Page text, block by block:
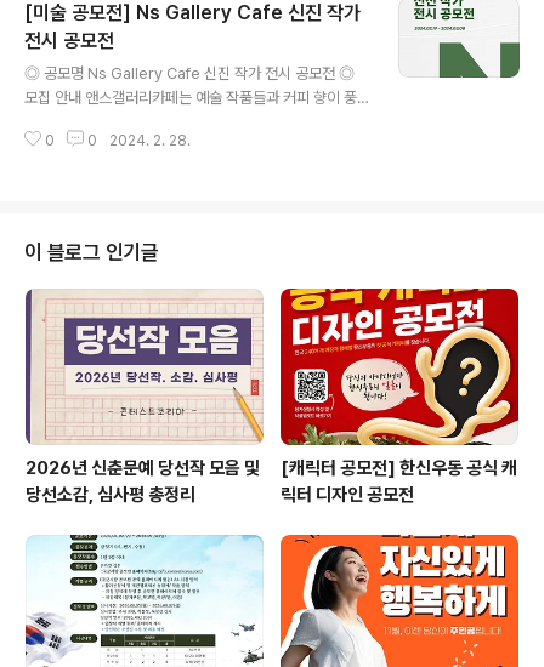
셀 이상 - 영상 : 1,920 x 1,080 픽셀 이상, 1인(1팀) 1점 *
일반영상 60초~ 180초 내외 * 숏영상 10초~ 60초 내 세
로 형태 * 단, 팀(단체) 수상 시 상장은 단체명으로 발급 4.
창의 - 업사이클링 작품에 한함 - 규격 없음 ◎ 공통 접수
[미술 공모전] Ns Gallery Cafe 신진 작가
전시 공모전
◎ 공모명 Ns Gallery Cafe 신진 작가 전시 공모전 ◎
모집 안내 앤스갤러리카페는 예술 작품들과 커피 향이 풍
스갤러리카페는 2022년 12월 오픈한 이래로 많은 작가분
지원하고자 합니다. 많은 분들의 참여 부탁드립니다. 감사
합니다. ◎ 모집 분야/대상 회화, 사진, 일러스트 등 벽에 부
착 가능한 분야(와이어 설치)로 개인전이 가능한 작가님 ◎
모집 일정 - 모집 : 2/19 ~ 3/8 - 심사 : 3/11 ~ 3/14 - 선
정 : 3/15 전시 시작 예정 : (1회)4/1 ~..
0 0 2024. 2. 28.
이 블로그 인기글
2026년 신춘문예 당선작 모음 및
당선소감, 심사평 총정리
[캐릭터 공모전] 한신우동 공식 캐
릭터 디자인 공모전